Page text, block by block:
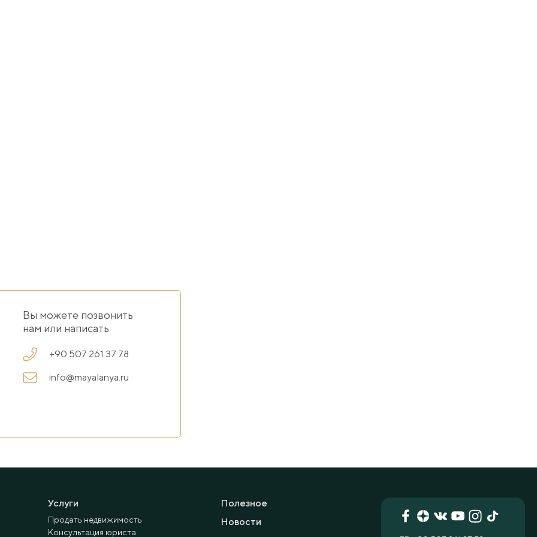
квартира находится 4 этаже, компактная квартира с видом на море.
Вы можете позвонить
нам или написать
+90 507 261 37 78
info@mayalanya.ru
Услуги
Продать недвижимость
Консультация юриста
Полезное
Новости